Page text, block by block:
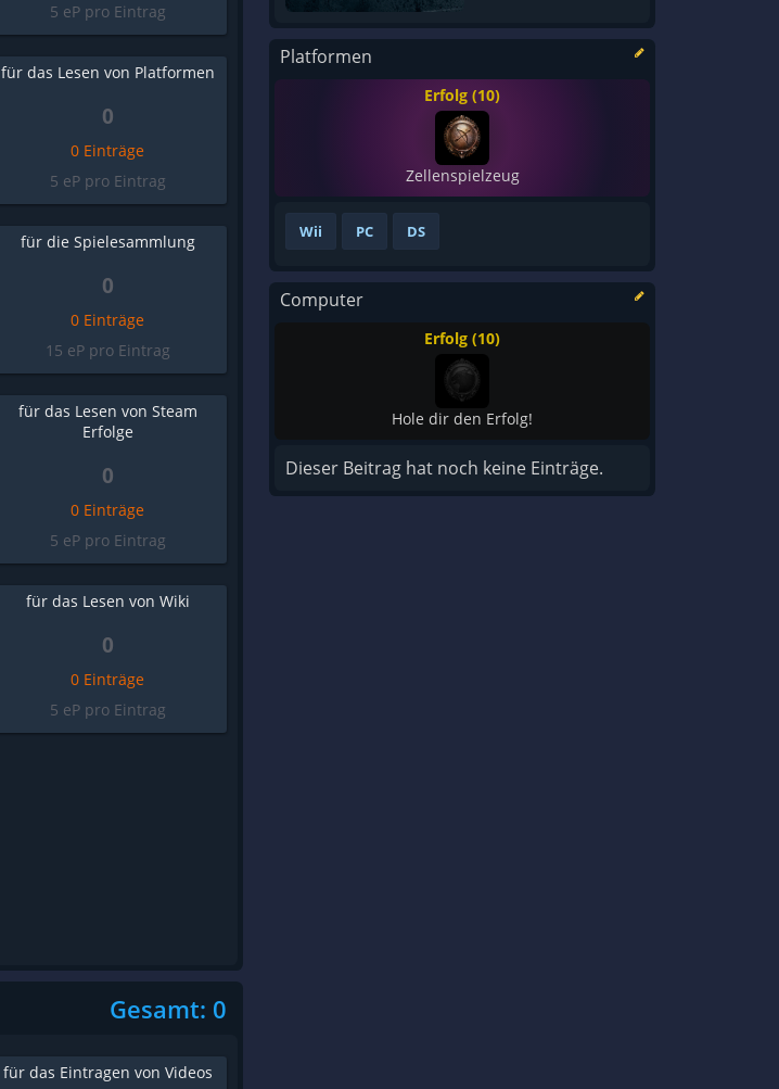
5 eP pro Eintrag
für das Lesen von Platformen
0
0 Einträge
5 eP pro Eintrag
für die Spielesammlung
0
0 Einträge
15 eP pro Eintrag
für das Lesen von Steam
Erfolge
0
0 Einträge
5 eP pro Eintrag
für das Lesen von Wiki
0
0 Einträge
5 eP pro Eintrag
Gesamt: 0
für das Eintragen von Videos
Platformen
Erfolg (10)
Zellenspielzeug
Wii PC DS
Computer
Erfolg (10)
Hole dir den Erfolg!
Dieser Beitrag hat noch keine Einträge.